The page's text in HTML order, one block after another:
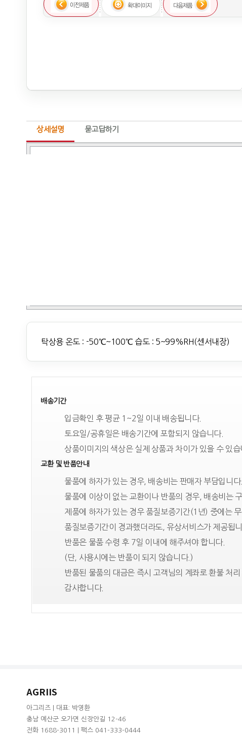
상세설명 묻고답하기
탁상용 온도 : -50℃~100℃ 습도 : 5~99%RH(센서내장)
배송기간
입금확인 후 평균 1~2일 이내 배송됩니다.
토요일/공휴일은 배송기간에 포함되지 않습니다.
상품이미지의 색상은 실제 상품과 차이가 있을 수 있습
교환 및 반품안내
물품에 하자가 있는 경우, 배송비는 판매자 부담입니다.
물품에 이상이 없는 교환이나 반품의 경우, 배송비는
제품에 하자가 있는 경우 품질보증기간(1년) 중에는
품질보증기간이 경과했더라도, 유상서비스가 제공됩
반품은 물품 수령 후 7일 이내에 해주셔야 합니다.
(단, 사용시에는 반품이 되지 않습니다.)
반품된 물품의 대금은 즉시 고객님의 계좌로 환불 처리
감사합니다.
AGRIIS
아그리즈 | 대표: 박영환
충남 예산군 오가면 신장안길 12-46
전화 1688-3011 | 팩스 041-333-0444